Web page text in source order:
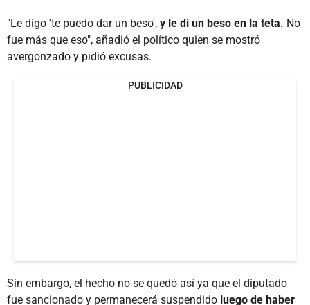
"Le digo 'te puedo dar un beso', y le di un beso en la teta. No
fue más que eso", añadió el político quien se mostró
avergonzado y pidió excusas.
PUBLICIDAD
Sin embargo, el hecho no se quedó así ya que el diputado
fue sancionado y permanecerá suspendido luego de haber